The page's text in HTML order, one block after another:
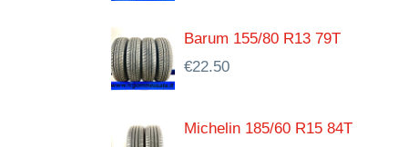
Barum 155/80 R13 79T
€22.50
Michelin 185/60 R15 84T